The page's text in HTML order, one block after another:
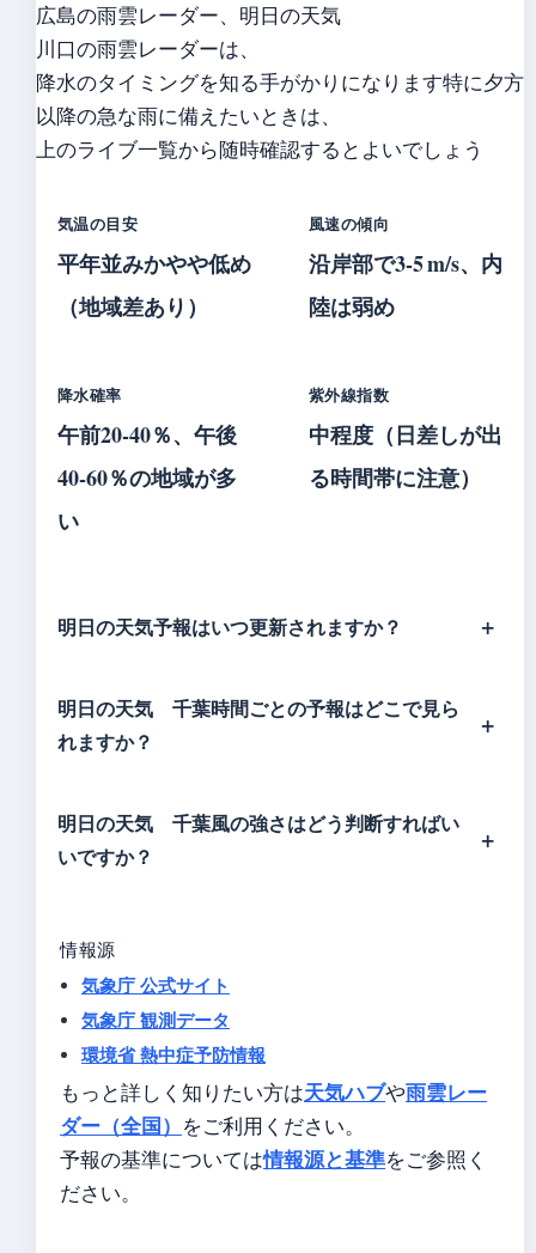
広島の雨雲レーダー、明日の天気
川口の雨雲レーダーは、
降水のタイミングを知る手がかりになります特に夕方
以降の急な雨に備えたいときは、
上のライブ一覧から随時確認するとよいでしょう
気温の目安
平年並みかやや低め
（地域差あり）
風速の傾向
沿岸部で3‑5 m/s、内
陸は弱め
降水確率
午前20‑40％、午後
40‑60％の地域が多
い
紫外線指数
中程度（日差しが出
る時間帯に注意）
明日の天気予報はいつ更新されますか？
明日の天気 千葉時間ごとの予報はどこで見ら
れますか？
明日の天気 千葉風の強さはどう判断すればい
いですか？
情報源
気象庁 公式サイト
気象庁 観測データ
環境省 熱中症予防情報
もっと詳しく知りたい方は天気ハブや雨雲レー
ダー（全国） をご利用ください。
予報の基準については情報源と基準をご参照く
ださい。